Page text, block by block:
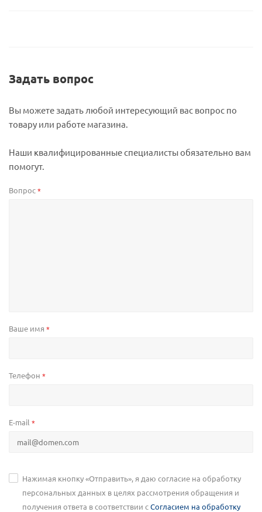
Задать вопрос
Вы можете задать любой интересующий вас вопрос по
товару или работе магазина.
Наши квалифицированные специалисты обязательно вам
помогут.
Вопрос*
Ваше имя *
Телефон *
E-mail *
Нажимая кнопку «Отправить», я даю согласие на обработку
персональных данных в целях рассмотрения обращения и
получения ответа в соответствии сСогласием на обработку